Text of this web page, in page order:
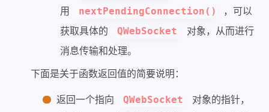
用
nextPendingConnection()
，可以
获取具体的
QWebSocket
对象，从而进行
消息传输和处理。
下面是关于函数返回值的简要说明：
返回一个指向 QWebSocket
对象的指针，